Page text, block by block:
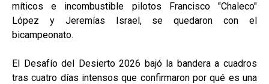
míticos e incombustible pilotos Francisco "Chaleco"
López y Jeremías Israel, se quedaron con el
bicampeonato.
El Desafío del Desierto 2026 bajó la bandera a cuadros
tras cuatro días intensos que confirmaron por qué es una